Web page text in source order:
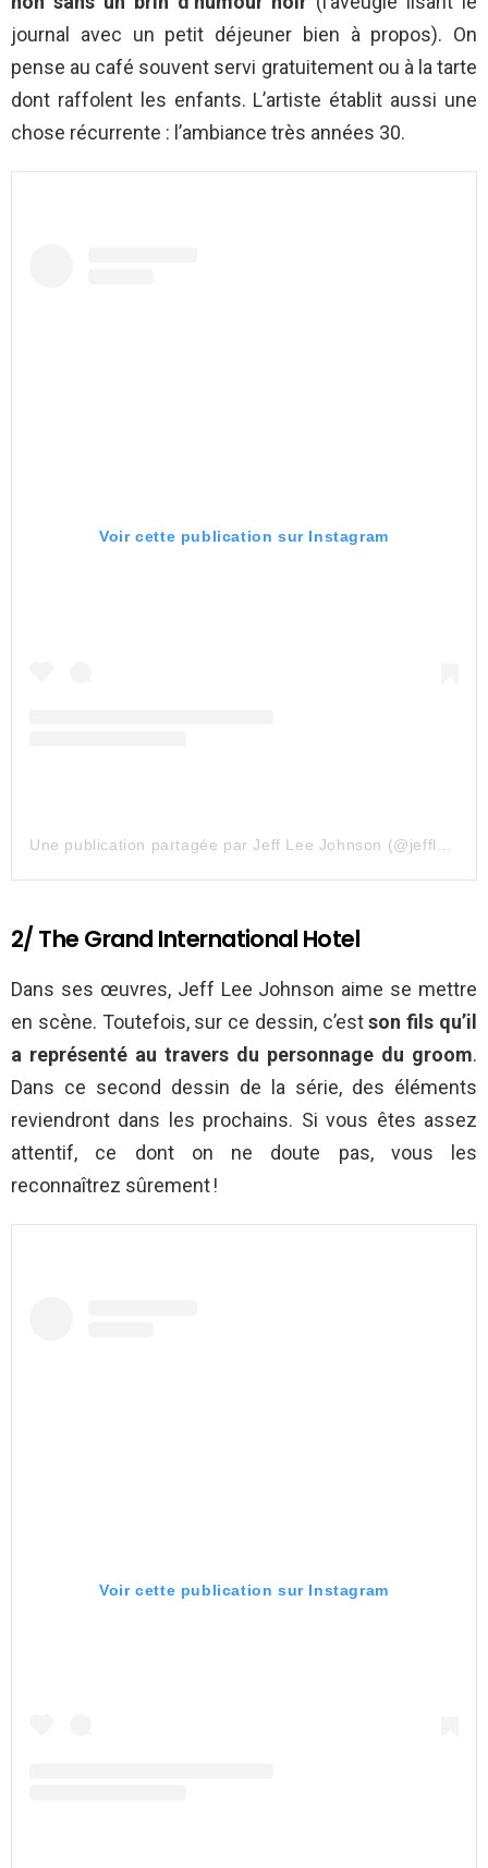
journal avec un petit déjeuner bien à propos). On
pense au café souvent servi gratuitement ou à la tarte
dont raffolent les enfants. L’artiste établit aussi une
chose récurrente : l’ambiance très années 30.
Voir cette publication sur Instagram
Une publication partagée par Jeff Lee Johnson (@jeffleejohnsonillustration)
2/ The Grand International Hotel
Dans ses œuvres, Jeff Lee Johnson aime se mettre
en scène. Toutefois, sur ce dessin, c’estson fils qu’il
a représenté au travers du personnage du groom.
Dans ce second dessin de la série, des éléments
reviendront dans les prochains. Si vous êtes assez
attentif, ce dont on ne doute pas, vous les
reconnaîtrez sûrement !
Voir cette publication sur Instagram